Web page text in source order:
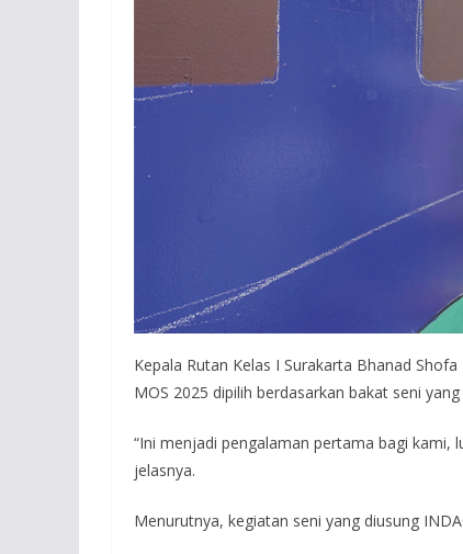
Kepala Rutan Kelas I Surakarta Bhanad
MOS 2025 dipilih berdasarkan bakat seni
“Ini menjadi pengalaman pertama bagi kami,
jelasnya.
Menurutnya, kegiatan seni yang diusung